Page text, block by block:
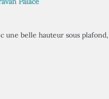
belle hauteur sous